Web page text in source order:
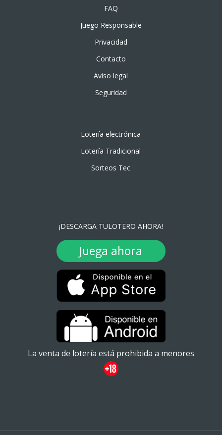
FAQ
Juego Responsable
Privacidad
Contacto
Aviso legal
Seguridad
Lotería electrónica
Lotería Tradicional
Sorteos Tec
¡DESCARGA TULOTERO AHORA!
Juega ahora
La venta de lotería está prohibida a menores